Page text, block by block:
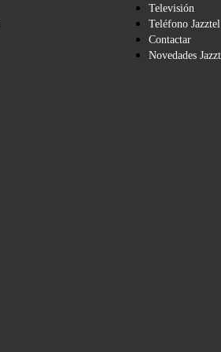
Televisión
Teléfono Jazztel
Contactar
Novedades